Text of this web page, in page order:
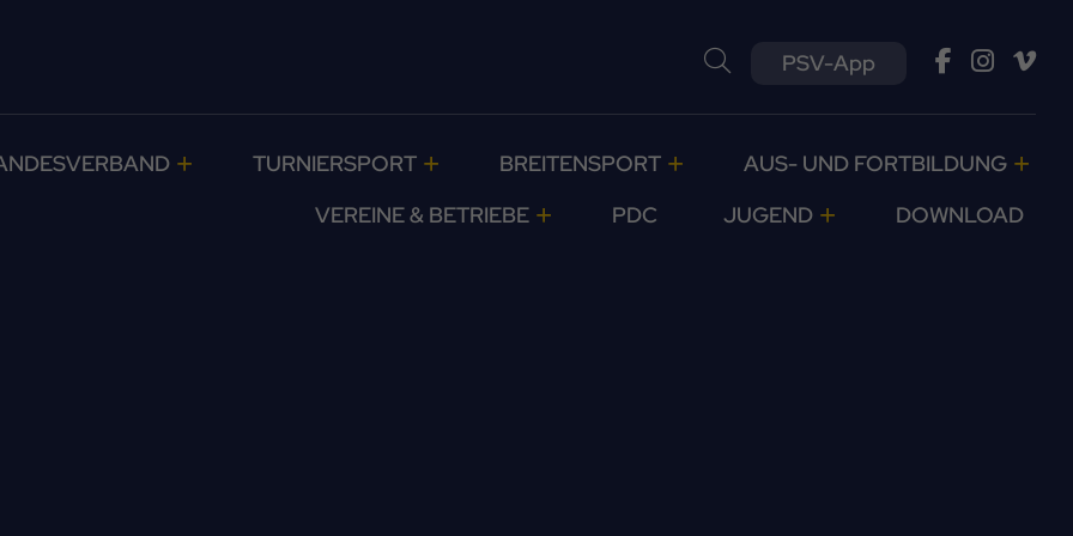
PSV-App
TURNIERSPORT BREITENSPORT
AUS- UND FORTBILDUNG
VEREINE & BETRIEBE
PDC JUGEND DOWNLOAD